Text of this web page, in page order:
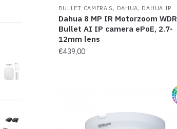
BULLET CAMERA'S , DAHUA, DAHUA IP
Dahua 8 MP IR Motorzoom WDR
Bullet AI IP camera ePoE, 2.7-
12mm lens
€439,00